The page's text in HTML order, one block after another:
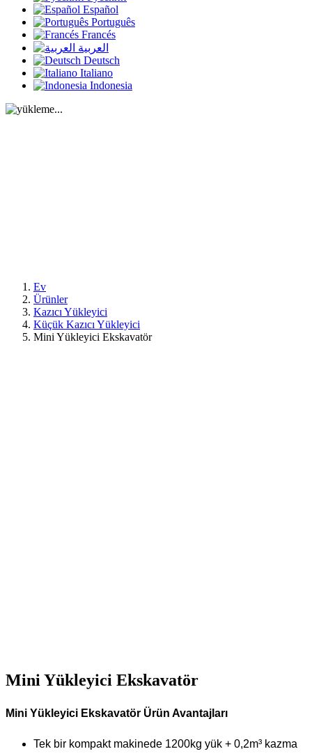
Español
Português
Francés
العربية
Deutsch
Italiano
Indonesia
Ev
Ürünler
Kazıcı Yükleyici
Küçük Kazıcı Yükleyici
Mini Yükleyici Ekskavatör
Mini Yükleyici Ekskavatör
Mini Yükleyici Ekskavatör Ürün Avantajları
Tek bir kompakt makinede 1200kg yük + 0,2m³ kazma